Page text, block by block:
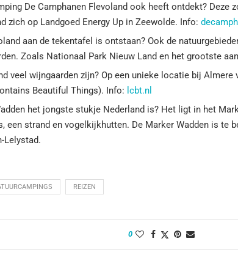
De Camphanen Flevoland ook heeft ontdekt? Deze
zich op Landgoed Energy Up in Zeewolde. Info:
aan de tekentafel is ontstaan? Ook de
Zoals Nationaal Park Nieuw Land en het grootste
veel wijngaarden zijn? Op een unieke locatie bij
Beautiful Things). Info: lcbt.nl
het jongste stukje Nederland is? Het ligt in het
een strand en vogelkijkhutten. De Marker Wadden is te
Lelystad.
REIZEN
0